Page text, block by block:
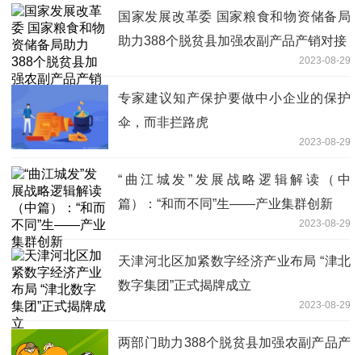
国家发展改革委 国家粮食和物资储备局
助力388个脱贫县加强农副产品产销对接
2023-08-29
专家建议知产保护要做中小企业的保护
伞，而非拦路虎
2023-08-29
“曲江城发”发展战略逻辑解读（中
篇）：“和而不同”生——产业集群创新
2023-08-29
天津河北区加紧数字经济产业布局 “津北
数字集团”正式揭牌成立
2023-08-29
两部门助力388个脱贫县加强农副产品产